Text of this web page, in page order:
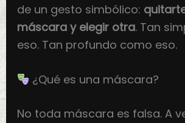
de un gesto simbólico:
máscara y elegir otra. Tan
eso. Tan profundo como eso.
¿Qué es una máscara?
No toda máscara es falsa. A